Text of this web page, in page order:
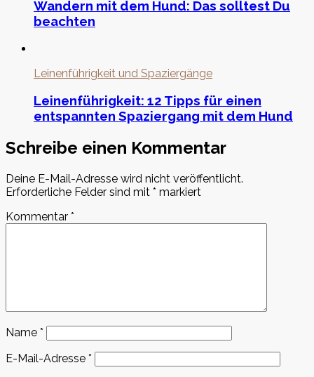
Wandern mit dem Hund: Das solltest Du
beachten
Leinenführigkeit und Spaziergänge
Leinenführigkeit: 12 Tipps für einen
entspannten Spaziergang mit dem Hund
Schreibe einen Kommentar
Deine E-Mail-Adresse wird nicht veröffentlicht.
Erforderliche Felder sind mit * markiert
Kommentar *
Name *
E-Mail-Adresse *